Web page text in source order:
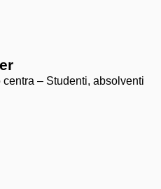
– Studenti, absolventi